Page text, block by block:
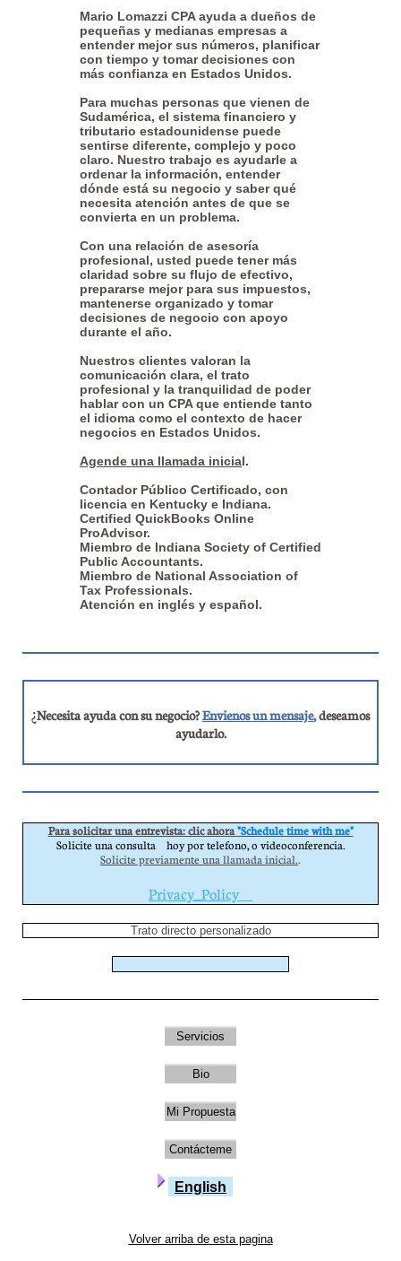
Mario Lomazzi CPA ayuda a dueños de
pequeñas y medianas empresas a
entender mejor sus números, planificar
con tiempo y tomar decisiones con
más confianza en Estados Unidos.
Para muchas personas que vienen de
Sudamérica, el sistema financiero y
tributario estadounidense puede
sentirse diferente, complejo y poco
claro. Nuestro trabajo es ayudarle a
ordenar la información, entender
dónde está su negocio y saber qué
necesita atención antes de que se
convierta en un problema.
Con una relación de asesoría
profesional, usted puede tener más
claridad sobre su flujo de efectivo,
prepararse mejor para sus impuestos,
mantenerse organizado y tomar
decisiones de negocio con apoyo
durante el año.
Nuestros clientes valoran la
comunicación clara, el trato
profesional y la tranquilidad de poder
hablar con un CPA que entiende tanto
el idioma como el contexto de hacer
negocios en Estados Unidos.
Agende una llamada inicial.
Contador Público Certificado, con
licencia en Kentucky e Indiana.
Certified QuickBooks Online
ProAdvisor.
Miembro de Indiana Society of Certified
Public Accountants.
Miembro de National Association of
Tax Professionals.
Atención en inglés y español.
¿Necesita ayuda con su negocio?Envienos un mensaje,deseamos
ayudarlo.
Para solicitar una entrevista: clic ahora ​​"Schedule time with me"​​​​
Solicite una consulta hoy por telefono, o videoconferencia.
Solicite previamente una llamada inicial..
Privacy_Policy
Trato directo personalizado
Servicios
Bio
Mi Propuesta
Contácteme
English
Volver arriba de esta pagina